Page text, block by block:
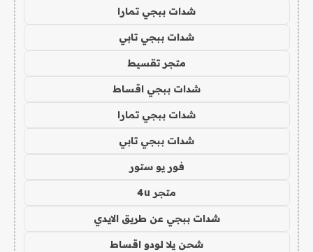
شدات ببجي تمارا
شدات ببجي تابي
متجر تقسيط
شدات ببجي اقساط
شدات ببجي تمارا
شدات ببجي تابي
فور يو ستور
متجر 4u
شدات ببجي عن طريق الايدي
شحن يلا لودو اقساط